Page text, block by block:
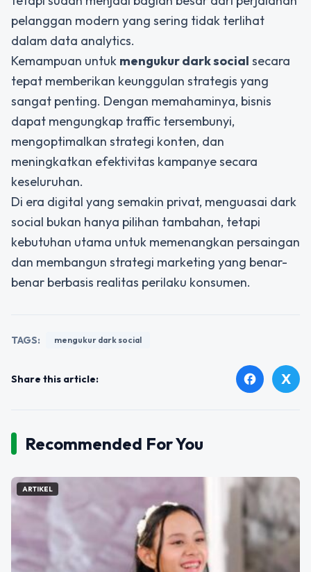
pelanggan modern yang sering tidak terlihat
dalam data analytics.
Kemampuan untuk mengukur dark social secara
tepat memberikan keunggulan strategis yang
sangat penting. Dengan memahaminya, bisnis
dapat mengungkap traffic tersembunyi,
mengoptimalkan strategi konten, dan
meningkatkan efektivitas kampanye secara
keseluruhan.
Di era digital yang semakin privat, menguasai dark
social bukan hanya pilihan tambahan, tetapi
kebutuhan utama untuk memenangkan persaingan
dan membangun strategi marketing yang benar-
benar berbasis realitas perilaku konsumen.
TAGS: mengukur dark social
Share this article: facebook X
Recommended For You
ARTIKEL